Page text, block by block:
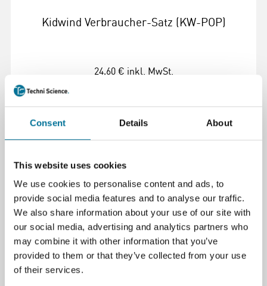
Consent Details About
This website uses cookies
We use cookies to personalise content and ads, to
provide social media features and to analyse our traffic.
We also share information about your use of our site with
our social media, advertising and analytics partners who
may combine it with other information that you’ve
provided to them or that they’ve collected from your use
of their services.
Kidwind Verbraucher-Satz (KW-POP)
24,60 € inkl. MwSt.
Kidwind Generator 10 Stück (KW-GEN10)